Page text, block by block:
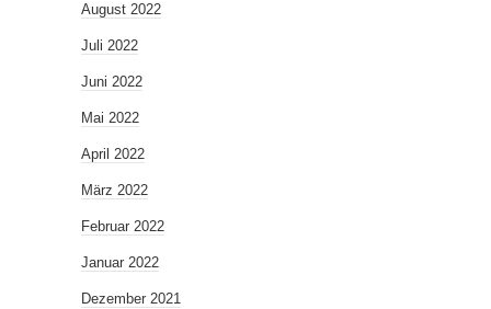
August 2022
Juli 2022
Juni 2022
Mai 2022
April 2022
März 2022
Februar 2022
Januar 2022
Dezember 2021